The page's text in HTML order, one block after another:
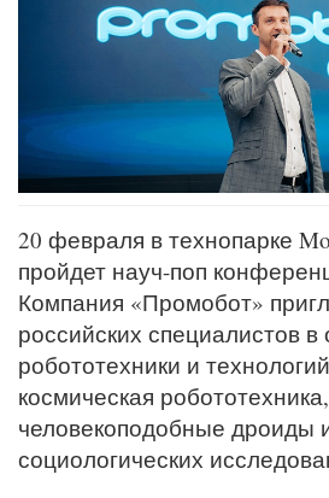
20 февраля в технопарке
пройдет науч-поп
Компания «Промобот»
российских специалистов в
робототехники и
космическая робототехника,
человекоподобные дроиды
социологических